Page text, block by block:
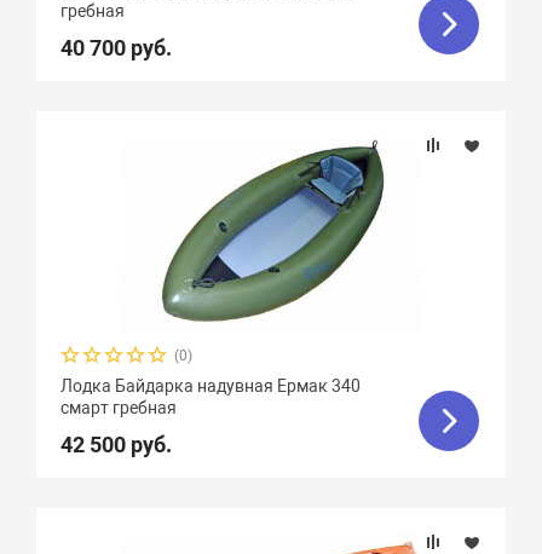
гребная
40 700 руб.
(0)
Лодка Байдарка надувная Ермак 340
смарт гребная
42 500 руб.